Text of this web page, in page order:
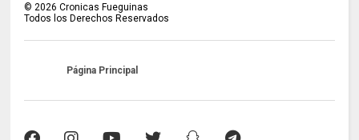
© 2026 Cronicas Fueguinas
Todos los Derechos Reservados
Página Principal